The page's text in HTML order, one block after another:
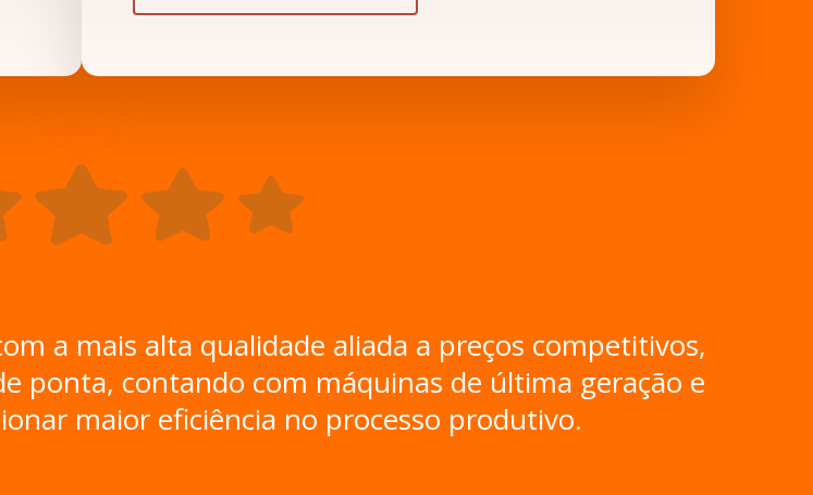
a mais alta qualidade aliada a preços competitivos,
ponta, contando com máquinas de última geração e
maior eficiência no processo produtivo.